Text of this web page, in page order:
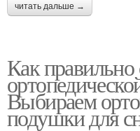
читать дальше →
Как правильно
Выбираем
подушки для